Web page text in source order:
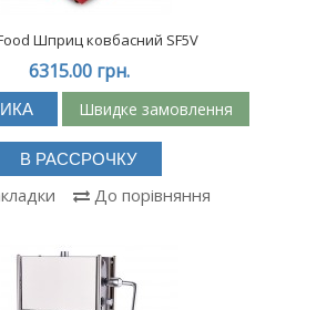
Шприц ковбасний SF5V
6315.00 грн.
Швидке замовлення
В РАССРОЧКУ
До порівняння